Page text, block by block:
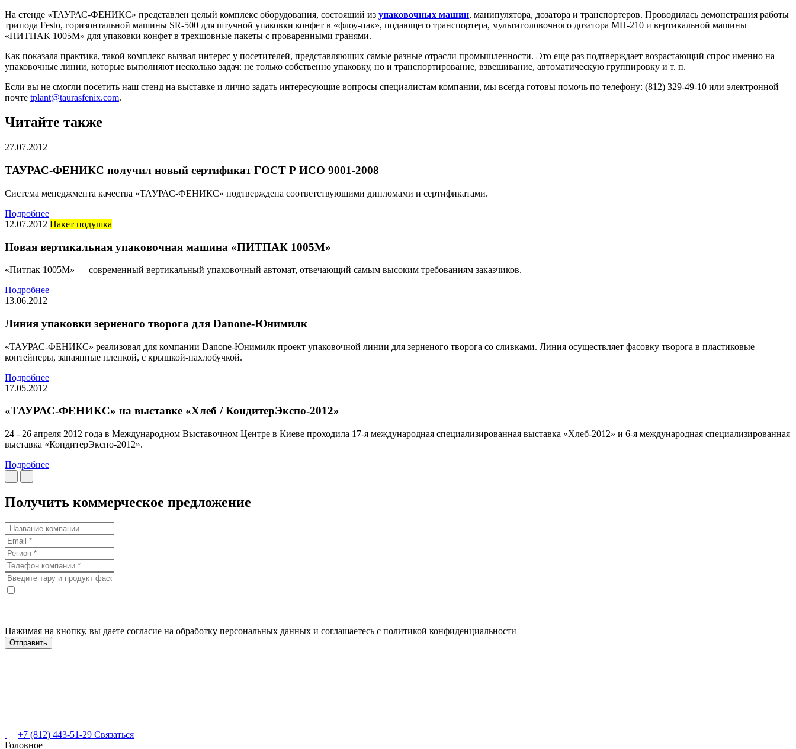
На стенде «ТАУРАС-ФЕНИКС» представлен целый комплекс оборудования, состоящий из упаковочных машин, манипулятора, дозатора и транспортеров. Проводилась демонстрация работы
трипода Festo, горизонтальной машины SR-500 для штучной упаковки конфет в «флоу-пак», подающего транспортера, мультиголовочного дозатора МП-210 и вертикальной машины
«ПИТПАК 1005М» для упаковки конфет в трехшовные пакеты с проваренными гранями.
Как показала практика, такой комплекс вызвал интерес у посетителей, представляющих самые разные отрасли промышленности. Это еще раз подтверждает возрастающий спрос именно на
упаковочные линии, которые выполняют несколько задач: не только собственно упаковку, но и транспортирование, взвешивание, автоматическую группировку и т. п.
Если вы не смогли посетить наш стенд на выставке и лично задать интересующие вопросы специалистам компании, мы всегда готовы помочь по телефону: (812) 329-49-10 или электронной
почте tplant@taurasfenix.com.
Читайте также
27.07.2012
ТАУРАС-ФЕНИКС получил новый сертификат ГОСТ Р ИСО 9001-2008
Система менеджмента качества «ТАУРАС-ФЕНИКС» подтверждена соответствующими дипломами и сертификатами.
Подробнее
12.07.2012 Пакет подушка
Новая вертикальная упаковочная машина «ПИТПАК 1005М»
«Питпак 1005М» — современный вертикальный упаковочный автомат, отвечающий самым высоким требованиям заказчиков.
Подробнее
13.06.2012
Линия упаковки зерненого творога для Danone-Юнимилк
«ТАУРАС-ФЕНИКС» реализовал для компании Danone-Юнимилк проект упаковочной линии для зерненого творога со сливками. Линия осуществляет фасовку творога в пластиковые
контейнеры, запаянные пленкой, с крышкой-нахлобучкой.
Подробнее
17.05.2012
«ТАУРАС-ФЕНИКС» на выставке «Хлеб / КондитерЭкспо-2012»
24 - 26 апреля 2012 года в Международном Выставочном Центре в Киеве проходила 17-я международная специализированная выставка «Хлеб-2012» и 6-я международная специализированная
выставка «КондитерЭкспо-2012».
Подробнее
Получить коммерческое предложение
Нажимая на кнопку, вы даете согласие на обработку персональных данных и соглашаетесь с политикой конфиденциальности
+7 (812) 443-51-29 Связаться
Головное